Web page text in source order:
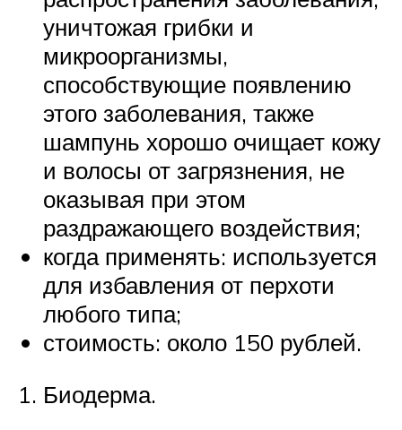
уничтожая грибки и
микроорганизмы,
способствующие появлению
этого заболевания, также
шампунь хорошо очищает кожу
и волосы от загрязнения, не
оказывая при этом
раздражающего воздействия;
когда применять: используется
для избавления от перхоти
любого типа;
стоимость: около 150 рублей.
Биодерма.